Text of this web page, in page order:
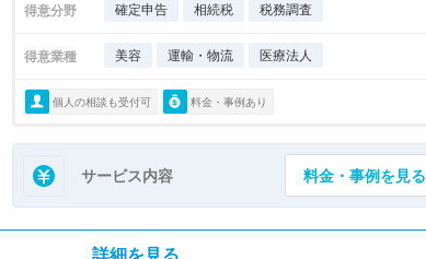
得意分野 確定申告 相続税 税務調査
得意業種 美容 運輸・物流 医療法人
個人の相談も受付可 料金・事例あり
サービス内容 料金・事例を見る